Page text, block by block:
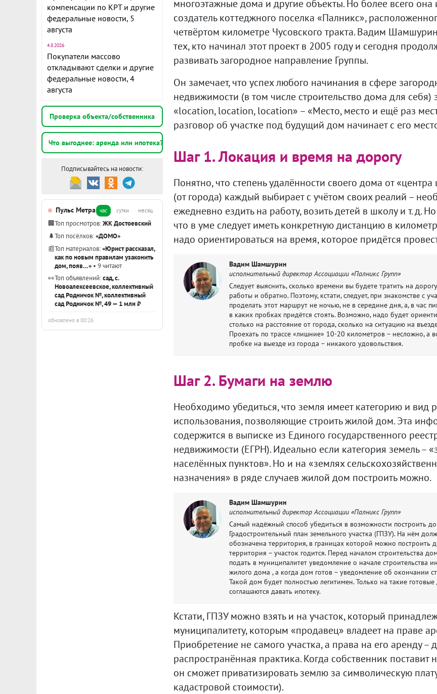
компенсации по КРТ и другие
федеральные новости, 5
августа
4.8.2026
Покупатели массово
откладывают сделки и другие
федеральные новости, 4
августа
Проверка объекта/собственника
Что выгоднее: аренда или ипотека?
Подписывайтесь на новости:
Пульс Метра час сутки месяц
🏢Топ просмотров:ЖК Достоевский
🌲Топ посёлков:«ДОМО»
📰Топ материалов:«Юрист рассказал,
как по новым правилам узаконить
дом, появ…» • 9 читают
👀Топ объявлений:сад, с.
Новоалексеевское, коллективный
сад Родничок №, коллективный
сад Родничок №, 49 — 1 млн ₽
обновлено в 00:26
многоэтажные дома и другие объекты. Но более всего она
создатель коттеджного поселка «Палникс»,
четвёртом километре Чусовского тракта. Вадим
тех, кто начинал этот проект в 2005 году и сегодня
развивать загородное направление Группы.
Он замечает, что успех любого начинания в сфере
недвижимости (в том числе строительство дома для себя)
«location, location, location» – «Место, место и ещё раз
разговор об участке под будущий дом начинает с его
Шаг 1. Локация и время на дорогу
Понятно, что степень удалённости своего дома от
(от города) каждый выбирает с учётом своих реалий –
ежедневно ездить на работу, возить детей в школу и т. д.
что в уме следует иметь конкретную дистанцию в
надо ориентироваться на время, которое придётся
Вадим Шамшурин
исполнительный директор Ассоциации «Палникс Групп»
Следует выяснить, сколько времени вы будете тратить на
работы и обратно. Поэтому, кстати, следует, при знакомстве с
проделать этот маршрут не ночью, не в середине дня, а, в час
в каких пробках придётся стоять. Возможно, надо будет
столько на расстояние от города, сколько на ситуацию на
Проехать по трассе «лишние» 10-20 километров – несложно, а
пробке на выезде из города – никакого удовольствия.
Шаг 2. Бумаги на землю
Необходимо убедиться, что земля имеет категорию и вид
использования, позволяющие строить жилой дом. Эта
содержится в выписке из Единого государственного
недвижимости (ЕГРН). Идеально если категория земель –
населённых пунктов». Но и на «землях
назначения» в ряде случаев жилой дом построить можно.
Вадим Шамшурин
исполнительный директор Ассоциации «Палникс Групп»
Самый надёжный способ убедиться в возможности построить
Градостроительный план земельного участка (ГПЗУ). На нём
обозначена территория, в границах которой можно построить
территория – участок годится. Перед началом строительства
подать в муниципалитет уведомление о начале строительства
жилого дома , а когда дом готов – уведомление об окончании
Такой дом будет полностью легитимен. Только на такие
соглашаются давать ипотеку.
Кстати, ГПЗУ можно взять и на участок, который
муниципалитету, которым «продавец» владеет на праве
Приобретение не самого участка, а права на его аренду –
распространённая практика. Когда собственник поставит
он сможет приватизировать землю за символическую
кадастровой стоимости).